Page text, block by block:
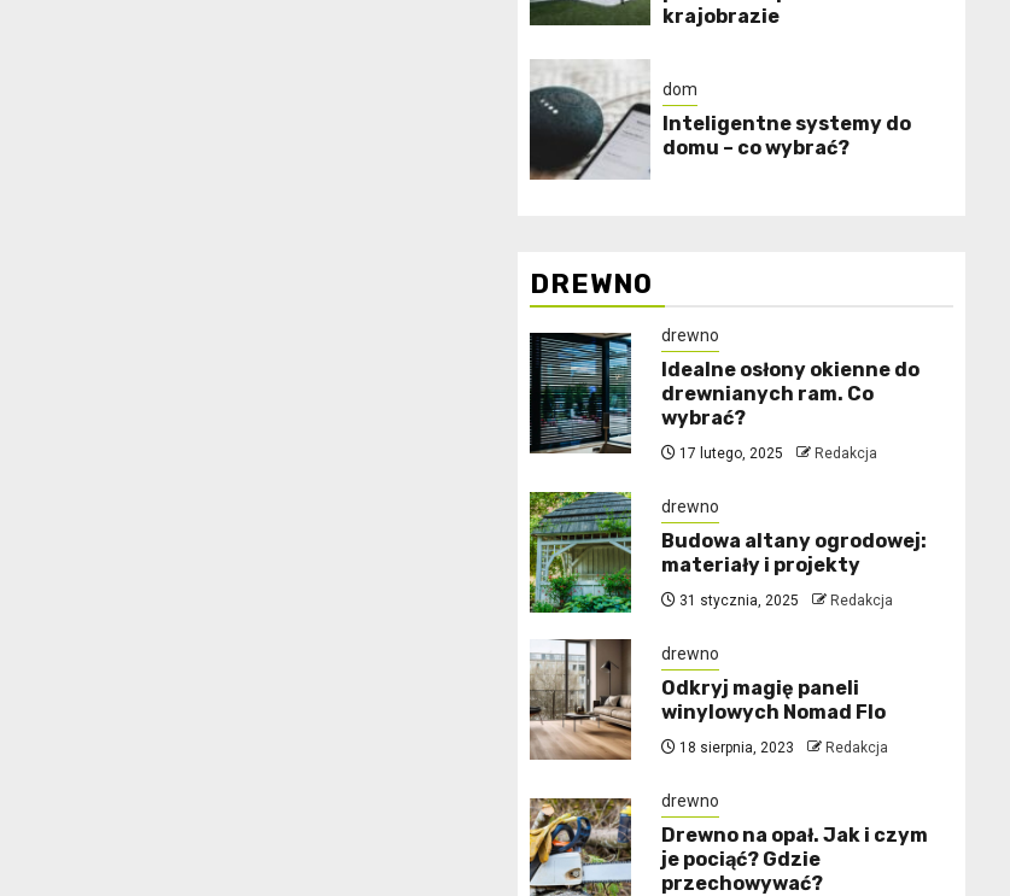
krajobrazie
dom
Inteligentne systemy do
domu – co wybrać?
DREWNO
drewno
Idealne osłony okienne do
drewnianych ram. Co
wybrać?
17 lutego, 2025 Redakcja
drewno
Budowa altany ogrodowej:
materiały i projekty
31 stycznia, 2025 Redakcja
drewno
Odkryj magię paneli
winylowych Nomad Flo
18 sierpnia, 2023 Redakcja
drewno
Drewno na opał. Jak i czym
je pociąć? Gdzie
przechowywać?